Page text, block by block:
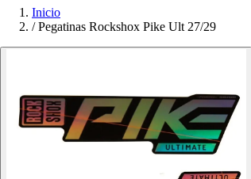
Inicio
/ Pegatinas Rockshox Pike Ult 27/29